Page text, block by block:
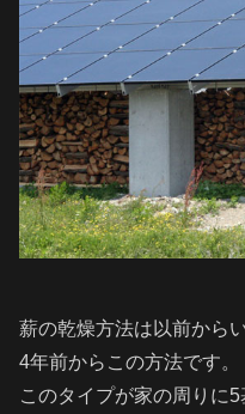
薪の乾燥方法は以前から
4年前からこの方法です。
このタイプが家の周りに